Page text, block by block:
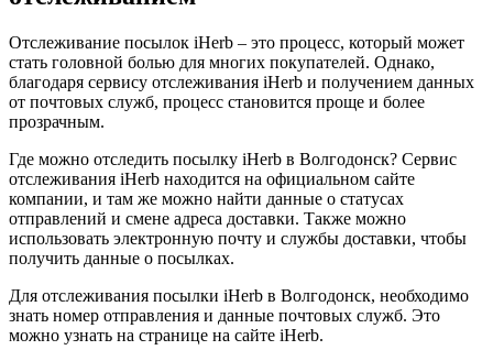
Отслеживание посылок iHerb – это процесс, который может
стать головной болью для многих покупателей. Однако,
благодаря сервису отслеживания iHerb и получением данных
от почтовых служб, процесс становится проще и более
прозрачным.
Где можно отследить посылку iHerb в Волгодонск? Сервис
отслеживания iHerb находится на официальном сайте
компании, и там же можно найти данные о статусах
отправлений и смене адреса доставки. Также можно
использовать электронную почту и службы доставки, чтобы
получить данные о посылках.
Для отслеживания посылки iHerb в Волгодонск, необходимо
знать номер отправления и данные почтовых служб. Это
можно узнать на странице на сайте iHerb.